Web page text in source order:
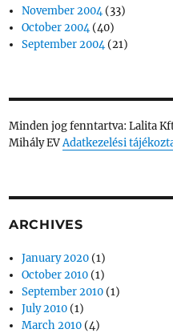
November 2004(33)
October 2004(40)
September 2004(21)
Minden jog fenntartva: Lalita
Mihály EVAdatkezelési
ARCHIVES
January 2020 (1)
October 2010 (1)
September 2010 (1)
July 2010 (1)
March 2010 (4)